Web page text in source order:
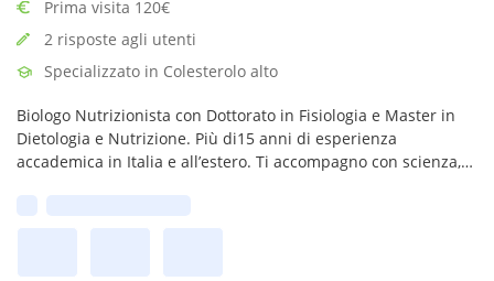
Prima visita 120€
2 risposte agli utenti
Specializzato in Colesterolo alto
Biologo Nutrizionista con Dottorato in Fisiologia e Master in
Dietologia e Nutrizione. Più di15 anni di esperienza
accademica in Italia e all’estero. Ti accompagno con scienza,